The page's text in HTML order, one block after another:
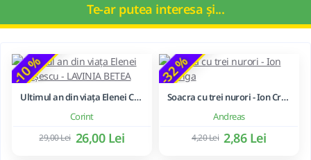
Te-ar putea interesa și...
-10 %
Corint
Ultimul an din viața Elenei Ceaușescu - LAVINIA BETEA
26,00 Lei
29,00 Lei
-32 %
Andreas
Soacra cu trei nurori - Ion Creanga
2,86 Lei
4,20 Lei